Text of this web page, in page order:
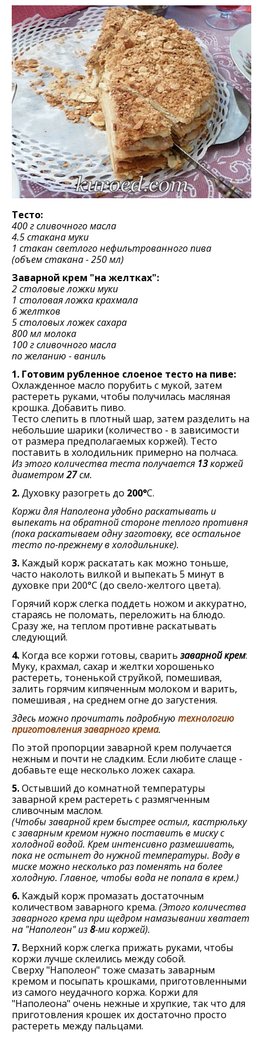
Тесто:
400 г сливочного масла
4.5 стакана муки
1 стакан светлого нефильтрованного пива
(объем стакана - 250 мл)
Заварной крем "на желтках":
2 столовые ложки муки
1 столовая ложка крахмала
6 желтков
5 столовых ложек сахара
800 мл молока
100 г сливочного масла
по желанию - ваниль
1. Готовим рубленное слоеное тесто на пиве:
Охлажденное масло порубить с мукой, затем
растереть руками, чтобы получилась масляная
крошка. Добавить пиво.
Тесто слепить в плотный шар, затем разделить на
небольшие шарики (количество - в зависимости
от размера предполагаемых коржей). Тесто
поставить в холодильник примерно на полчаса.
Из этого количества теста получается 13коржей
диаметром27см.
2.Духовку разогреть до 200°С.
Коржи для Наполеона удобно раскатывать и
выпекать на обратной стороне теплого противня
(пока раскатываем одну заготовку, все остальное
тесто по-прежнему в холодильнике).
3. Каждый корж раскатать как можно тоньше,
часто наколоть вилкой и выпекать 5 минут в
духовке при 200°С (до свело-желтого цвета).
Горячий корж слегка поддеть ножом и аккуратно,
стараясь не поломать, переложить на блюдо.
Сразу же, на теплом противне раскатывать
следующий.
4. Когда все коржи готовы, сварить заварной крем:
Муку, крахмал, сахар и желтки хорошенько
растереть, тоненькой струйкой, помешивая,
залить горячим кипяченным молоком и варить,
помешивая , на среднем огне до загустения.
Здесь можно прочитать подробную технологию
приготовления заварного крема.
По этой пропорции заварной крем получается
нежным и почти не сладким. Если любите слаще -
добавьте еще несколько ложек сахара.
5.Остывший до комнатной температуры
заварной крем растереть с размягченным
сливочным маслом.
(Чтобы заварной крем быстрее остыл, кастрюльку
с заварным кремом нужно поставить в миску с
холодной водой. Крем интенсивно размешивать,
пока не остынет до нужной температуры. Воду в
миске можно несколько раз поменять на более
холодную. Главное, чтобы вода не попала в крем.)
6. Каждый корж промазать достаточным
количеством заварного крема. (Этого количества
заварного крема при щедром намазывании хватает
на "Наполеон" из8-ми коржей).
7. Верхний корж слегка прижать руками, чтобы
коржи лучше склеились между собой.
Сверху "Наполеон" тоже смазать заварным
кремом и посыпать крошками, приготовленными
из самого неудачного коржа. Коржи для
"Наполеона" очень нежные и хрупкие, так что для
приготовления крошек их достаточно просто
растереть между пальцами.